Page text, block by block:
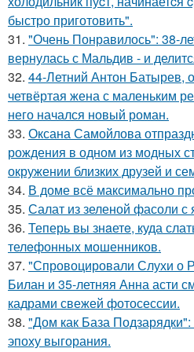
быстро приготовить".
31. "Очень Понравилось": 38-
вернулась с Мальдив - и
32. 44-Летний Антон Батырев,
четвёртая жена с маленьким
него начался новый роман.
33. Оксана Самойлова
рождения в одном из модных
окружении близких друзей и
34. В доме всё максимально
35. Салат из зеленой фасоли с
36. Теперь вы знaетe, куда
телeфонныx мошенников.
37. "Спровоцировали Слухи о
Билан и 35-летняя Анна асти
кадрами свежей фотосессии.
38. "Дом как База Подзарядки":
эпоху выгорания.